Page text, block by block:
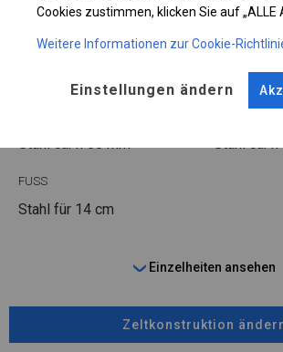
KONSTRUKTION
WINTER
Stahl ca.fi 50 mm Stahl ca.fi
FUSS
Stahl für 14 cm
Einzelheiten ansehen
Zeltkonstruktion
Cookies zustimmen, klicken Sie auf „ALLE
Weitere Informationen zur Cookie-
Einstellungen ändern